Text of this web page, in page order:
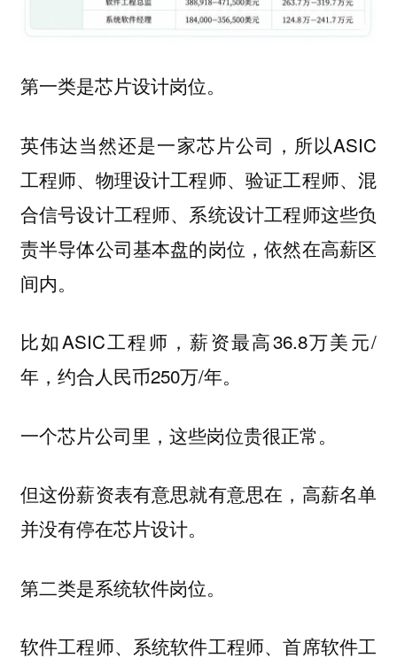
第一类是芯片设计岗位。
英伟达当然还是一家芯片公司，所以ASIC
工程师、物理设计工程师、验证工程师、混
合信号设计工程师、系统设计工程师这些负
责半导体公司基本盘的岗位，依然在高薪区
间内。
比如ASIC工程师，薪资最高36.8万美元/
年，约合人民币250万/年。
一个芯片公司里，这些岗位贵很正常。
但这份薪资表有意思就有意思在， 高薪名单
并没有停在芯片设计。
第二类是系统软件岗位。
软件工程师、系统软件工程师、首席软件工